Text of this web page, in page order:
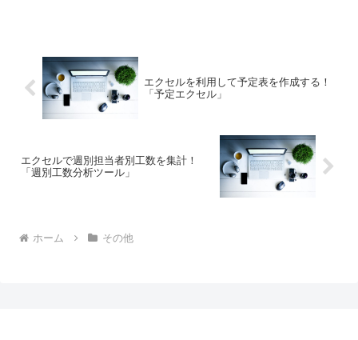
エクセルを利用して予定表を作成する！
「予定エクセル」
エクセルで週別担当者別工数を集計！
「週別工数分析ツール」
ホーム その他